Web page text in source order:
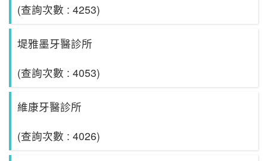
(查詢次數 : 4253)
堤雅墨牙醫診所
(查詢次數 : 4053)
維康牙醫診所
(查詢次數 : 4026)